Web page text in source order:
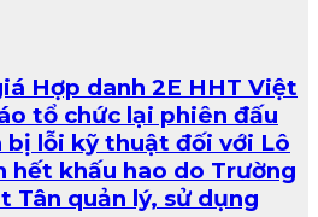
Hợp danh 2E HHT Việt
tổ chức lại phiên đấu
lỗi kỹ thuật đối với Lô
hết khấu hao do Trường
Tân quản lý, sử dụng